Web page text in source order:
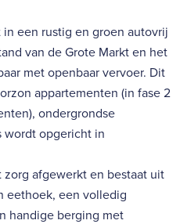
een rustig en groen autovrij
van de Grote Markt en het
met openbaar vervoer. Dit
appartementen (in fase 2
ondergrondse
wordt opgericht in
afgewerkt en bestaat uit
eethoek, een volledig
handige berging met